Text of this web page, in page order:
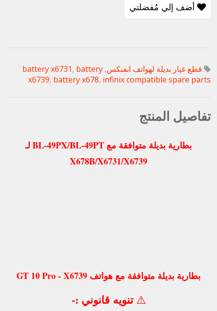
أضف إلي مُفضلتي
قطع غيار بديلة لهواتف انفنكس,
battery x6731, battery
x6739, battery x678, infinix compatible spare parts
تفاصيل المنتج
بطارية بديلة متوافقة مع BL-49PX/BL-49PT لـ
X678B/X6731/X6739
بطارية بديلة متوافقة مع هواتف GT 10 Pro - X6739
⚠️تنويه قانوني :-